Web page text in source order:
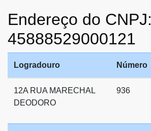
Endereço do CNPJ:
45888529000121
Logradouro Número
12A RUA MARECHAL
DEODORO
936